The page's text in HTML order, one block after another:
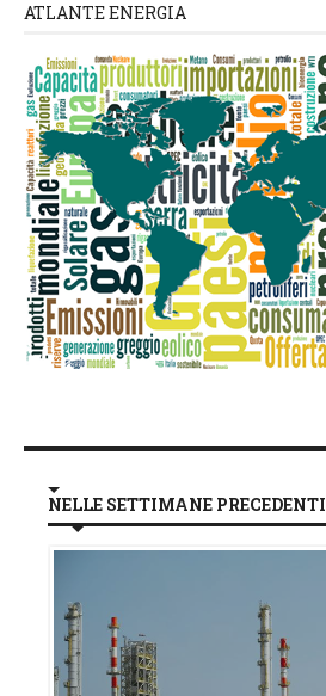
ATLANTE ENERGIA
NELLE SETTIMANE PRECEDENTI